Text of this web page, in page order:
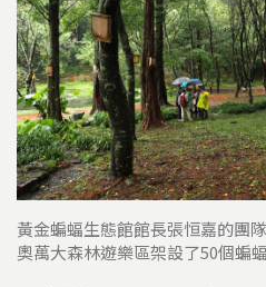
黃金蝙蝠生態館館長張恒嘉的團
奧萬大森林遊樂區架設了50個蝙